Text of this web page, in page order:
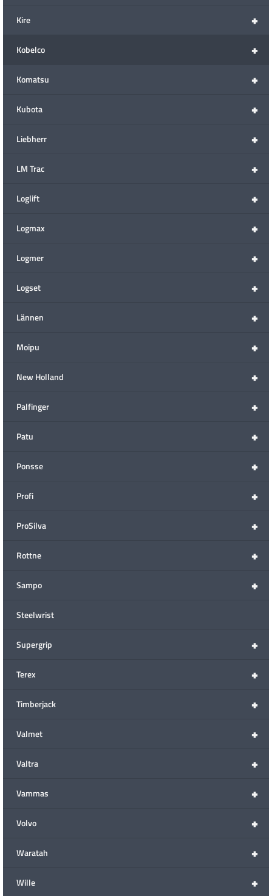
+
Kire
+
Kobelco
+
Komatsu
+
Kubota
+
Liebherr
+
LM Trac
+
Loglift
+
Logmax
+
Logmer
+
Logset
+
Lännen
+
Moipu
+
New Holland
+
Palfinger
+
Patu
+
Ponsse
+
Profi
+
ProSilva
+
Rottne
+
Sampo
Steelwrist
+
Supergrip
+
Terex
+
Timberjack
+
Valmet
+
Valtra
+
Vammas
+
Volvo
+
Waratah
+
Wille